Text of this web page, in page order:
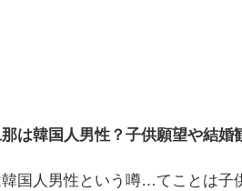
は韓国人男性？子供願望や結婚
国人男性という噂…てことは子